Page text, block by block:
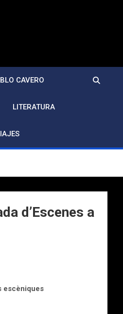
CAVERO
LITERATURA
d’Escenes a
escèniques